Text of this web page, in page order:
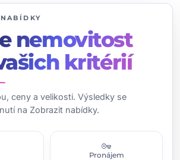
nemovitost
kritérií
ceny a velikosti. Výsledky se
na Zobrazit nabídky.
vpn_key
Pronájem